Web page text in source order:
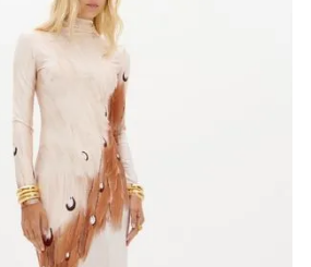
calca
vestido curto
bota
t shirt
regata
tenis